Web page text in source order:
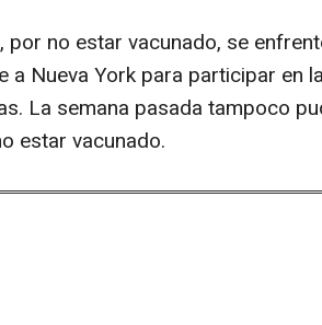
por no estar vacunado, se
a Nueva York para participar en
La semana pasada tampoco
estar vacunado.